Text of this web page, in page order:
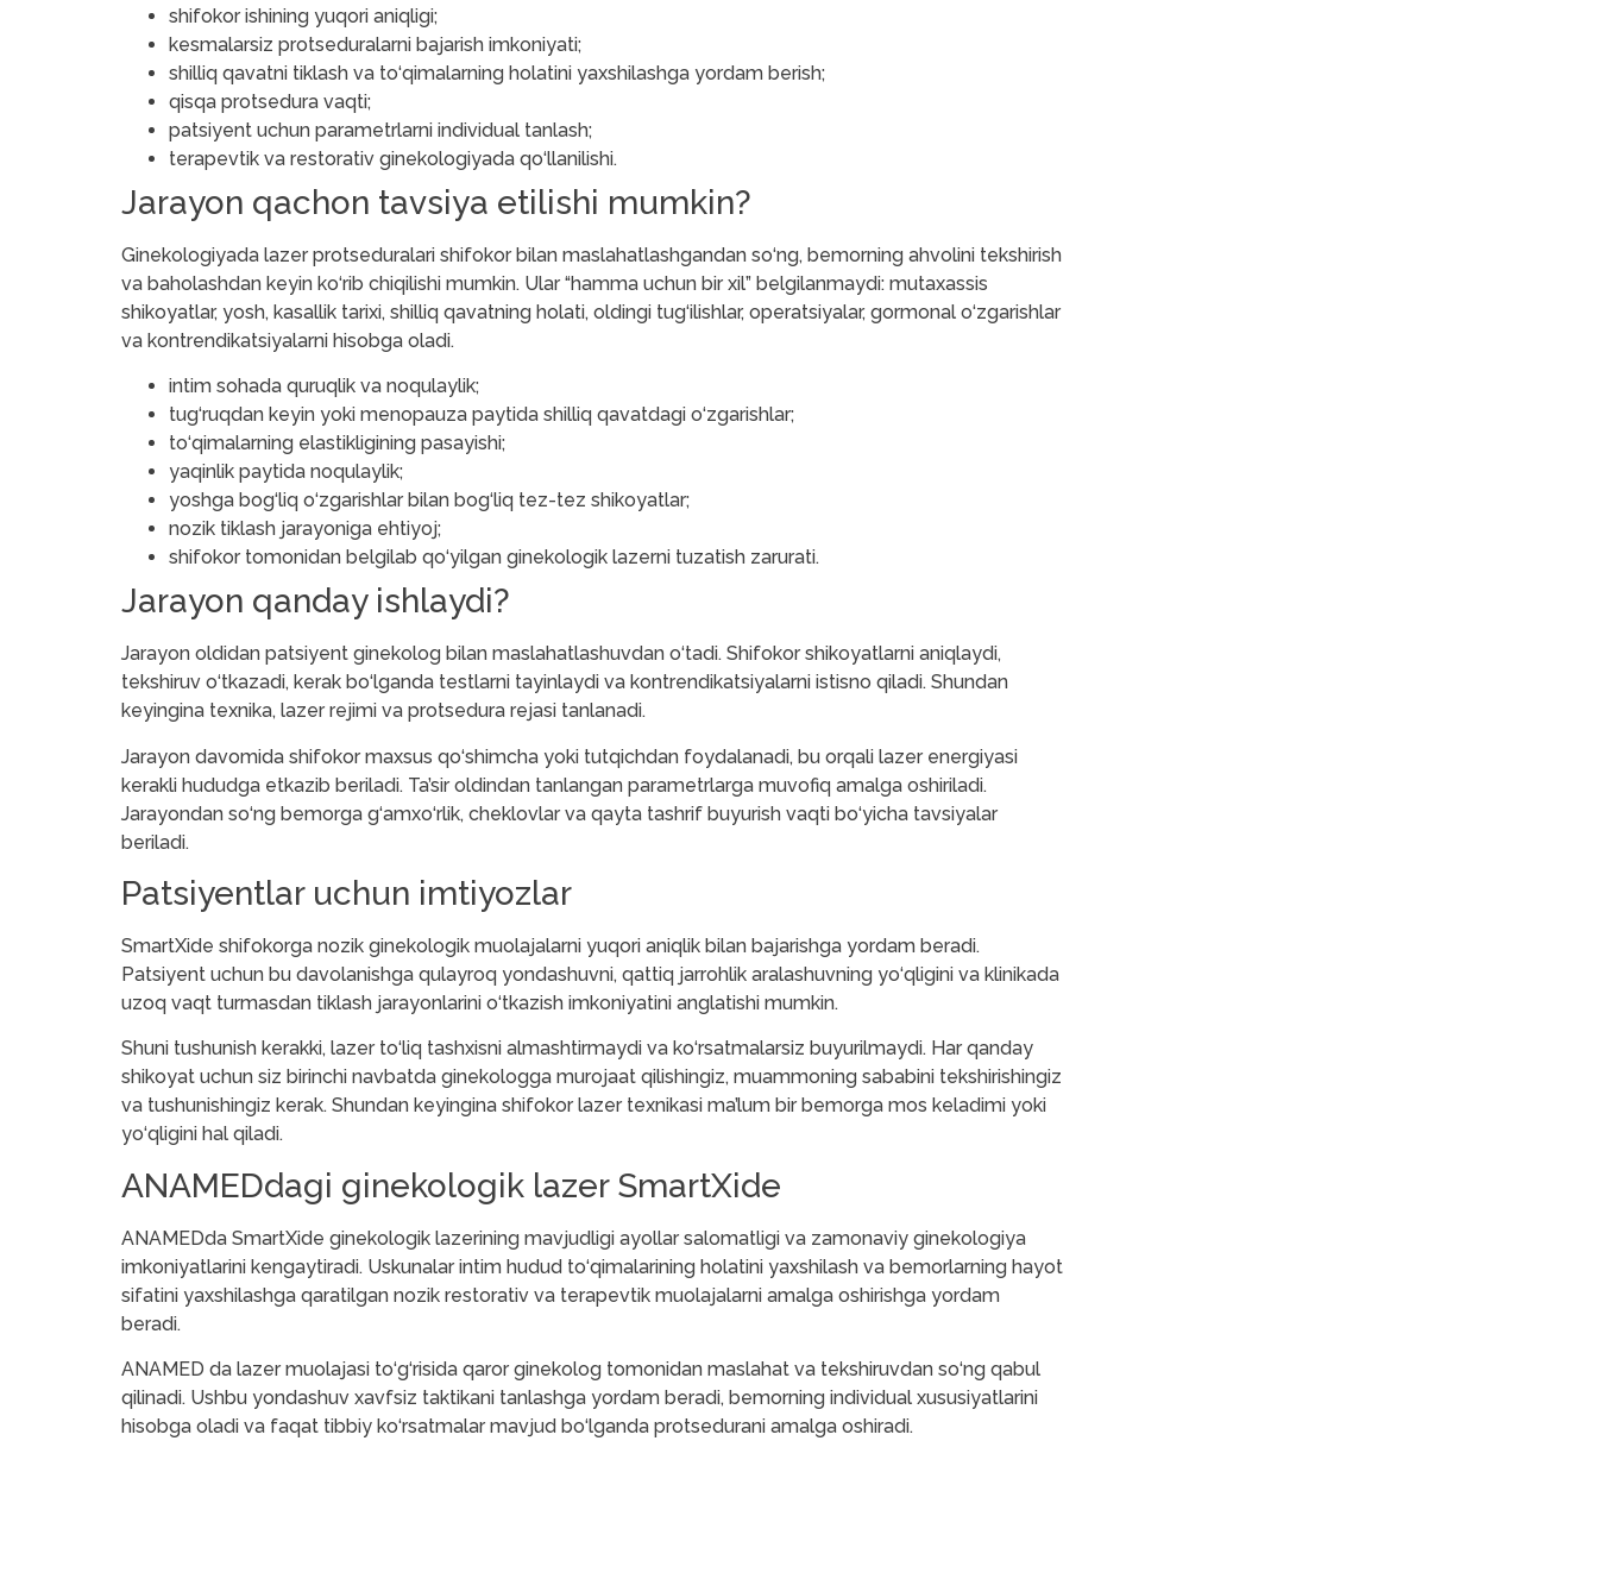
shifokor ishining yuqori aniqligi;
kesmalarsiz protseduralarni bajarish imkoniyati;
shilliq qavatni tiklash va to‘qimalarning holatini yaxshilashga yordam berish;
qisqa protsedura vaqti;
patsiyent uchun parametrlarni individual tanlash;
terapevtik va restorativ ginekologiyada qo‘llanilishi.
Jarayon qachon tavsiya etilishi mumkin?
Ginekologiyada lazer protseduralari shifokor bilan maslahatlashgandan so‘ng, bemorning ahvolini tekshirish
va baholashdan keyin ko‘rib chiqilishi mumkin. Ular “hamma uchun bir xil” belgilanmaydi: mutaxassis
shikoyatlar, yosh, kasallik tarixi, shilliq qavatning holati, oldingi tug‘ilishlar, operatsiyalar, gormonal o‘zgarishlar
va kontrendikatsiyalarni hisobga oladi.
intim sohada quruqlik va noqulaylik;
tug‘ruqdan keyin yoki menopauza paytida shilliq qavatdagi o‘zgarishlar;
to‘qimalarning elastikligining pasayishi;
yaqinlik paytida noqulaylik;
yoshga bog‘liq o‘zgarishlar bilan bog‘liq tez-tez shikoyatlar;
nozik tiklash jarayoniga ehtiyoj;
shifokor tomonidan belgilab qo‘yilgan ginekologik lazerni tuzatish zarurati.
Jarayon qanday ishlaydi?
Jarayon oldidan patsiyent ginekolog bilan maslahatlashuvdan o‘tadi. Shifokor shikoyatlarni aniqlaydi,
tekshiruv o‘tkazadi, kerak bo‘lganda testlarni tayinlaydi va kontrendikatsiyalarni istisno qiladi. Shundan
keyingina texnika, lazer rejimi va protsedura rejasi tanlanadi.
Jarayon davomida shifokor maxsus qo‘shimcha yoki tutqichdan foydalanadi, bu orqali lazer energiyasi
kerakli hududga etkazib beriladi. Ta’sir oldindan tanlangan parametrlarga muvofiq amalga oshiriladi.
Jarayondan so‘ng bemorga g‘amxo‘rlik, cheklovlar va qayta tashrif buyurish vaqti bo‘yicha tavsiyalar
beriladi.
Patsiyentlar uchun imtiyozlar
SmartXide shifokorga nozik ginekologik muolajalarni yuqori aniqlik bilan bajarishga yordam beradi.
Patsiyent uchun bu davolanishga qulayroq yondashuvni, qattiq jarrohlik aralashuvning yo‘qligini va klinikada
uzoq vaqt turmasdan tiklash jarayonlarini o‘tkazish imkoniyatini anglatishi mumkin.
Shuni tushunish kerakki, lazer to‘liq tashxisni almashtirmaydi va ko‘rsatmalarsiz buyurilmaydi. Har qanday
shikoyat uchun siz birinchi navbatda ginekologga murojaat qilishingiz, muammoning sababini tekshirishingiz
va tushunishingiz kerak. Shundan keyingina shifokor lazer texnikasi ma’lum bir bemorga mos keladimi yoki
yo‘qligini hal qiladi.
ANAMEDdagi ginekologik lazer SmartXide
ANAMEDda SmartXide ginekologik lazerining mavjudligi ayollar salomatligi va zamonaviy ginekologiya
imkoniyatlarini kengaytiradi. Uskunalar intim hudud to‘qimalarining holatini yaxshilash va bemorlarning hayot
sifatini yaxshilashga qaratilgan nozik restorativ va terapevtik muolajalarni amalga oshirishga yordam
beradi.
ANAMED da lazer muolajasi to‘g‘risida qaror ginekolog tomonidan maslahat va tekshiruvdan so‘ng qabul
qilinadi. Ushbu yondashuv xavfsiz taktikani tanlashga yordam beradi, bemorning individual xususiyatlarini
hisobga oladi va faqat tibbiy ko‘rsatmalar mavjud bo‘lganda protsedurani amalga oshiradi.